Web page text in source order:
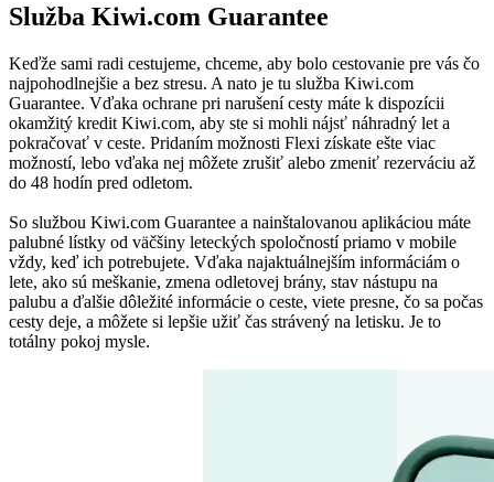
Služba Kiwi.com Guarantee
Keďže sami radi cestujeme, chceme, aby bolo cestovanie pre vás čo
najpohodlnejšie a bez stresu. A nato je tu služba Kiwi.com
Guarantee. Vďaka ochrane pri narušení cesty máte k dispozícii
okamžitý kredit Kiwi.com, aby ste si mohli nájsť náhradný let a
pokračovať v ceste. Pridaním možnosti Flexi získate ešte viac
možností, lebo vďaka nej môžete zrušiť alebo zmeniť rezerváciu až
do 48 hodín pred odletom.
So službou Kiwi.com Guarantee a nainštalovanou aplikáciou máte
palubné lístky od väčšiny leteckých spoločností priamo v mobile
vždy, keď ich potrebujete. Vďaka najaktuálnejším informáciám o
lete, ako sú meškanie, zmena odletovej brány, stav nástupu na
palubu a ďalšie dôležité informácie o ceste, viete presne, čo sa počas
cesty deje, a môžete si lepšie užiť čas strávený na letisku. Je to
totálny pokoj mysle.